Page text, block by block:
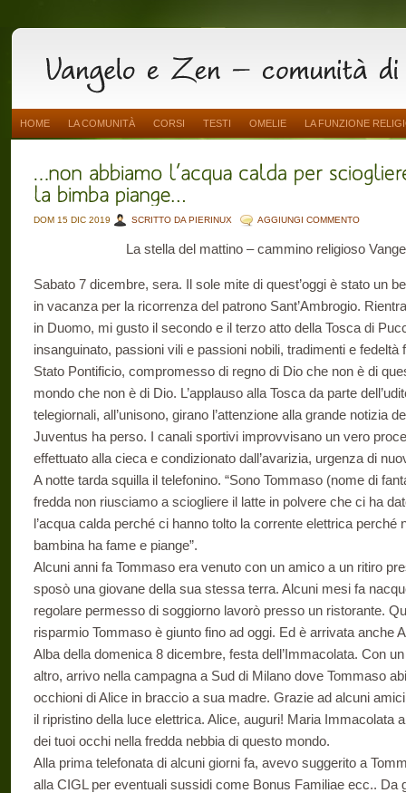
HOME LA COMUNITÀ CORSI TESTI OMELIE LA FUNZIONE
DOM 15 DIC 2019 SCRITTO DA PIERINUX AGGIUNGI COMMENTO
La stella del mattino – cammino religioso
Sabato 7 dicembre, sera. Il sole mite di quest’oggi è stato un
in vacanza per la ricorrenza del patrono Sant’Ambrogio.
in Duomo, mi gusto il secondo e il terzo atto della Tosca di
insanguinato, passioni vili e passioni nobili, tradimenti e
Stato Pontificio, compromesso di regno di Dio che non è di
mondo che non è di Dio. L’applauso alla Tosca da parte
telegiornali, all’unisono, girano l’attenzione alla grande notizia
Juventus ha perso. I canali sportivi improvvisano un vero
effettuato alla cieca e condizionato dall’avarizia, urgenza di
A notte tarda squilla il telefonino. “Sono Tommaso (nome di
fredda non riusciamo a sciogliere il latte in polvere che ci ha
l’acqua calda perché ci hanno tolto la corrente elettrica perché
bambina ha fame e piange”.
Alcuni anni fa Tommaso era venuto con un amico a un ritiro
sposò una giovane della sua stessa terra. Alcuni mesi fa
regolare permesso di soggiorno lavorò presso un ristorante.
risparmio Tommaso è giunto fino ad oggi. Ed è arrivata anche
Alba della domenica 8 dicembre, festa dell’Immacolata. Con
altro, arrivo nella campagna a Sud di Milano dove Tommaso
occhioni di Alice in braccio a sua madre. Grazie ad alcuni
il ripristino della luce elettrica. Alice, auguri! Maria Immacolata
dei tuoi occhi nella fredda nebbia di questo mondo.
Alla prima telefonata di alcuni giorni fa, avevo suggerito a
alla CIGL per eventuali sussidi come Bonus Familiae ecc.. Da